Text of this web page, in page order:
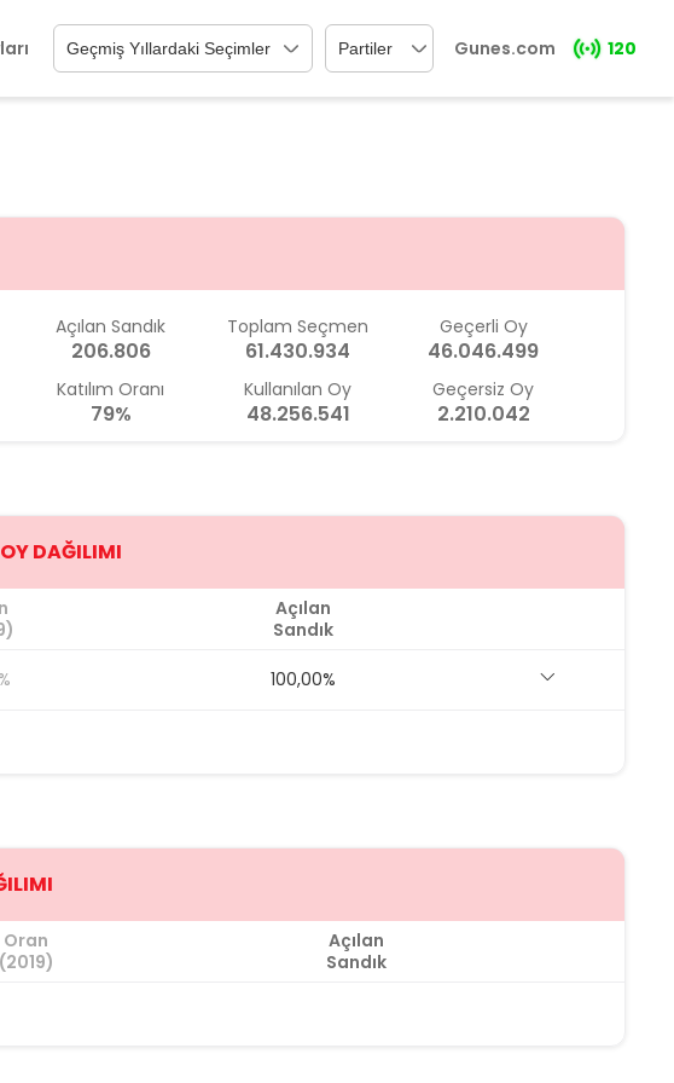
Gunes.com 120
Açılan Sandık
206.806
Katılım Oranı
79%
Toplam Seçmen
61.430.934
Kullanılan Oy
48.256.541
Geçerli Oy
46.046.499
Geçersiz Oy
2.210.042
DAĞILIMI
Açılan
Sandık
100,00%
Oran
(2019)
Açılan
Sandık